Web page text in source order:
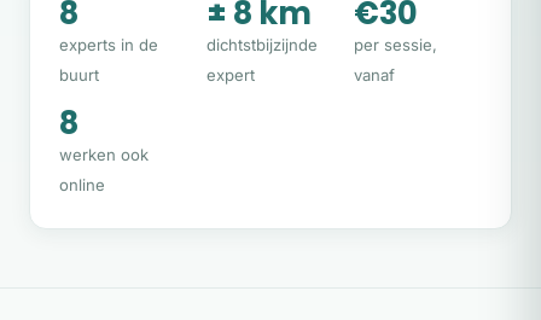
8
experts in de
buurt
± 8 km
dichtstbijzijnde
expert
€30
per sessie,
vanaf
8
werken ook
online